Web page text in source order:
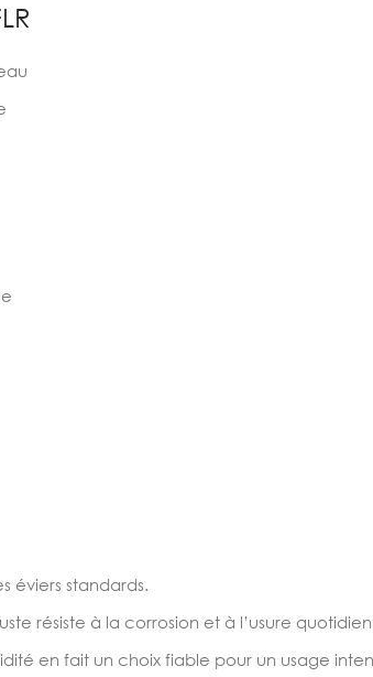
éviers standards.
résiste à la corrosion et à l’usure
en fait un choix fiable pour un usage